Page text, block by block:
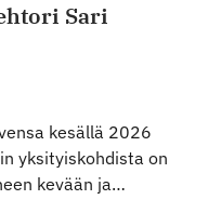
Sari
kesällä 2026
yksityiskohdista on
kevään ja…